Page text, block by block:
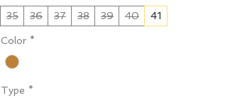
35
36 37 38 39 40 41
Color *
Type *